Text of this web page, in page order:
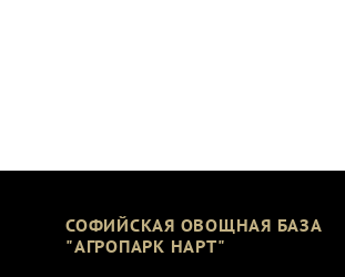
СОФИЙСКАЯ ОВОЩНАЯ БАЗА
"АГРОПАРК НАРТ"